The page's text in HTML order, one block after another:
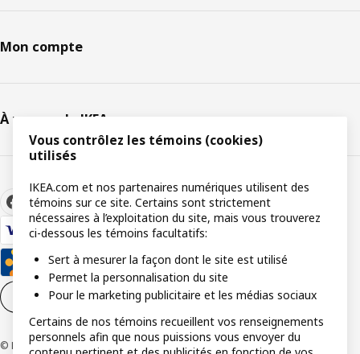
Mon compte
À propos de IKEA
Paramètres de témoins FR
© Inter IKEA Systems B.V 1999-2026
Vous contrôlez les témoins (cookies)
utilisés
IKEA.com et nos partenaires numériques utilisent des
témoins sur ce site. Certains sont strictement
nécessaires à l’exploitation du site, mais vous trouverez
ci-dessous les témoins facultatifs:
Sert à mesurer la façon dont le site est utilisé
Permet la personnalisation du site
Pour le marketing publicitaire et les médias sociaux
Certains de nos témoins recueillent vos renseignements
personnels afin que nous puissions vous envoyer du